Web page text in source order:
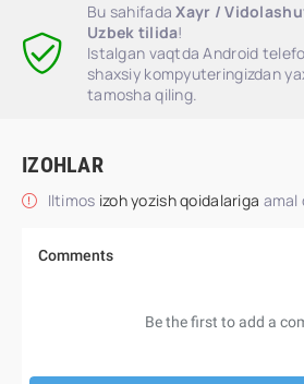
Bu sahifadaXayr /
Uzbek tilida!
Istalgan vaqtda Android
shaxsiy kompyuteringizdan
tamosha qiling.
IZOHLAR
Iltimos izoh yozish qoidalariga amal